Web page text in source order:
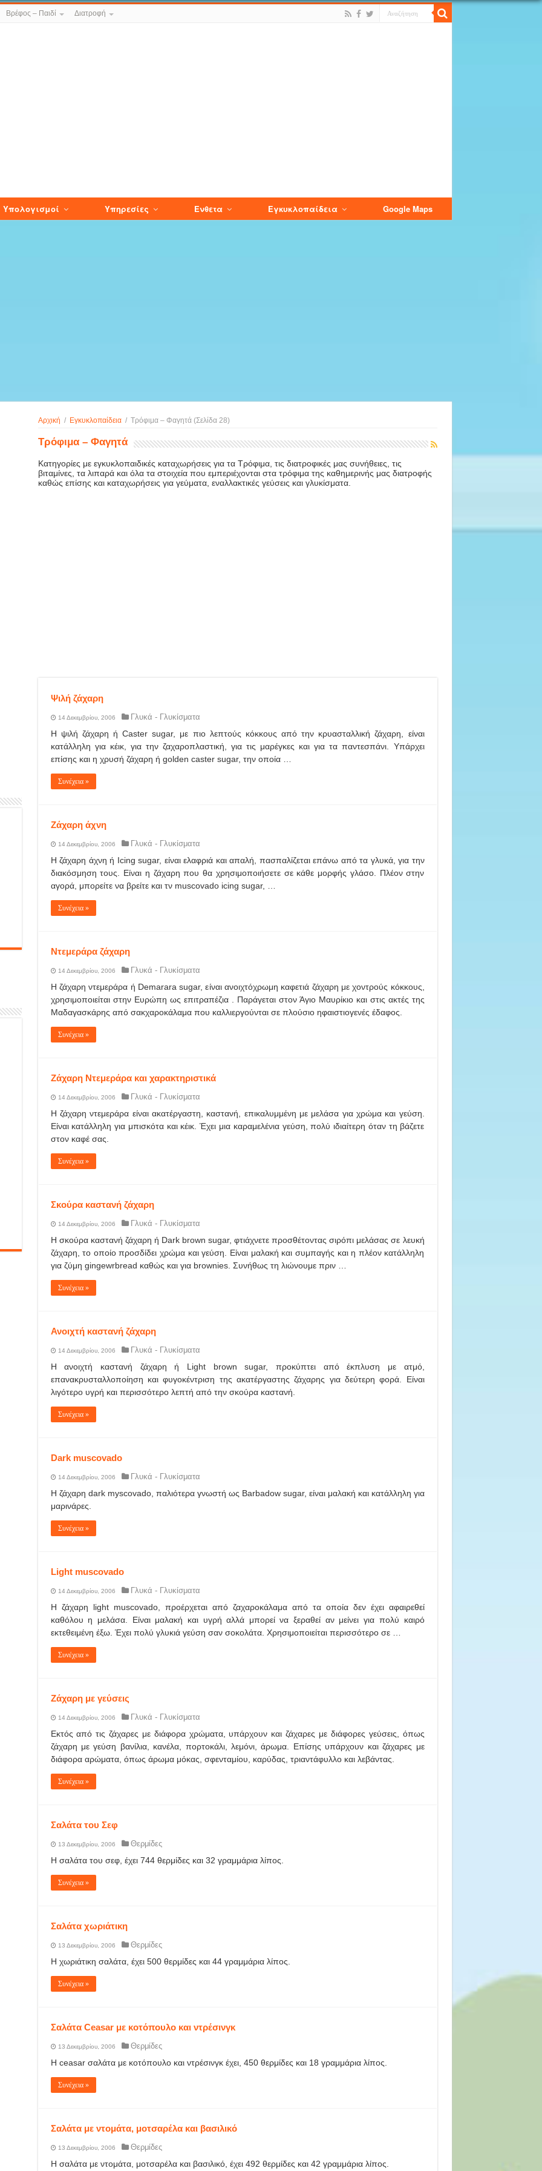
Βρέφος – Παιδί Διατροφή
Υπολογισμοί Υπηρεσίες Ενθετα Εγκυκλοπαίδεια Google Maps
Αρχική / Εγκυκλοπαίδεια / Τρόφιμα – Φαγητά(Σελίδα 28)
Τρόφιμα – Φαγητά
Κατηγορίες με εγκυκλοπαιδικές καταχωρήσεις για τα Τρόφιμα, τις διατροφικές μας συνήθειες, τις
βιταμίνες, τα λιπαρά και όλα τα στοιχεία που εμπεριέχονται στα τρόφιμα της καθημερινής μας διατροφής
καθώς επίσης και καταχωρήσεις για γεύματα, εναλλακτικές γεύσεις και γλυκίσματα.
Ψιλή ζάχαρη
14 Δεκεμβρίου, 2006 Γλυκά - Γλυκίσματα
Η ψιλή ζάχαρη ή Caster sugar, με πιο λεπτούς κόκκους από την κρυασταλλική ζάχαρη, είναι
κατάλληλη για κέικ, για την ζαχαροπλαστική, για τις μαρέγκες και για τα παντεσπάνι. Υπάρχει
επίσης και η χρυσή ζάχαρη ή golden caster sugar, την οποία …
Συνέχεια »
Ζάχαρη άχνη
14 Δεκεμβρίου, 2006 Γλυκά - Γλυκίσματα
Η ζάχαρη άχνη ή Icing sugar, είναι ελαφριά και απαλή, πασπαλίζεται επάνω από τα γλυκά, για την
διακόσμηση τους. Είναι η ζάχαρη που θα χρησιμοποιήσετε σε κάθε μορφής γλάσο. Πλέον στην
αγορά, μπορείτε να βρείτε και τν muscovado icing sugar, …
Συνέχεια »
Ντεμεράρα ζάχαρη
14 Δεκεμβρίου, 2006 Γλυκά - Γλυκίσματα
Η ζάχαρη ντεμεράρα ή Demarara sugar, είναι ανοιχτόχρωμη καφετιά ζάχαρη με χοντρούς κόκκους,
χρησιμοποιείται στην Ευρώπη ως επιτραπέζια . Παράγεται στον Άγιο Μαυρίκιο και στις ακτές της
Μαδαγασκάρης από σακχαροκάλαμα που καλλιεργούνται σε πλούσιο ηφαιστιογενές έδαφος.
Συνέχεια »
Ζάχαρη Ντεμεράρα και χαρακτηριστικά
14 Δεκεμβρίου, 2006 Γλυκά - Γλυκίσματα
Η ζάχαρη ντεμεράρα είναι ακατέργαστη, καστανή, επικαλυμμένη με μελάσα για χρώμα και γεύση.
Είναι κατάλληλη για μπισκότα και κέικ. Έχει μια καραμελένια γεύση, πολύ ιδιαίτερη όταν τη βάζετε
στον καφέ σας.
Συνέχεια »
Σκούρα καστανή ζάχαρη
14 Δεκεμβρίου, 2006 Γλυκά - Γλυκίσματα
Η σκούρα καστανή ζάχαρη ή Dark brown sugar, φτιάχνετε προσθέτοντας σιρόπι μελάσας σε λευκή
ζάχαρη, το οποίο προσδίδει χρώμα και γεύση. Είναι μαλακή και συμπαγής και η πλέον κατάλληλη
για ζύμη gingewrbread καθώς και για brownies. Συνήθως τη λιώνουμε πριν …
Συνέχεια »
Ανοιχτή καστανή ζάχαρη
14 Δεκεμβρίου, 2006 Γλυκά - Γλυκίσματα
Η ανοιχτή καστανή ζάχαρη ή Light brown sugar, προκύπτει από έκπλυση με ατμό,
επανακρυσταλλοποίηση και φυγοκέντριση της ακατέργαστης ζάχαρης για δεύτερη φορά. Είναι
λιγότερο υγρή και περισσότερο λεπτή από την σκούρα καστανή.
Συνέχεια »
Dark muscovado
14 Δεκεμβρίου, 2006 Γλυκά - Γλυκίσματα
Η ζάχαρη dark myscovado, παλιότερα γνωστή ως Barbadow sugar, είναι μαλακή και κατάλληλη για
μαρινάρες.
Συνέχεια »
Light muscovado
14 Δεκεμβρίου, 2006 Γλυκά - Γλυκίσματα
Η ζάχαρη light muscovado, προέρχεται από ζαχαροκάλαμα από τα οποία δεν έχει αφαιρεθεί
καθόλου η μελάσα. Είναι μαλακή και υγρή αλλά μπορεί να ξεραθεί αν μείνει για πολύ καιρό
εκτεθειμένη έξω. Έχει πολύ γλυκιά γεύση σαν σοκολάτα. Χρησιμοποιείται περισσότερο σε …
Συνέχεια »
Ζάχαρη με γεύσεις
14 Δεκεμβρίου, 2006 Γλυκά - Γλυκίσματα
Εκτός από τις ζάχαρες με διάφορα χρώματα, υπάρχουν και ζάχαρες με διάφορες γεύσεις, όπως
ζάχαρη με γεύση βανίλια, κανέλα, πορτοκάλι, λεμόνι, άρωμα. Επίσης υπάρχουν και ζάχαρες με
διάφορα αρώματα, όπως άρωμα μόκας, σφενταμίου, καρύδας, τριαντάφυλλο και λεβάντας.
Συνέχεια »
Σαλάτα του Σεφ
13 Δεκεμβρίου, 2006 Θερμίδες
Η σαλάτα του σεφ, έχει 744 θερμίδες και 32 γραμμάρια λίπος.
Συνέχεια »
Σαλάτα χωριάτικη
13 Δεκεμβρίου, 2006 Θερμίδες
Η χωριάτικη σαλάτα, έχει 500 θερμίδες και 44 γραμμάρια λίπος.
Συνέχεια »
Σαλάτα Ceasar με κοτόπουλο και ντρέσινγκ
13 Δεκεμβρίου, 2006 Θερμίδες
Η ceasar σαλάτα με κοτόπουλο και ντρέσινγκ έχει, 450 θερμίδες και 18 γραμμάρια λίπος.
Συνέχεια »
Σαλάτα με ντομάτα, μοτσαρέλα και βασιλικό
13 Δεκεμβρίου, 2006 Θερμίδες
Η σαλάτα με ντομάτα, μοτσαρέλα και βασιλικό, έχει 492 θερμίδες και 42 γραμμάρια λίπος.